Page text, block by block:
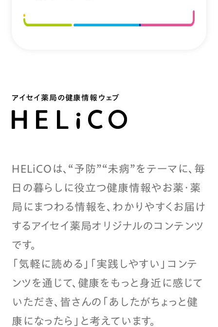
アイセイ薬局の健康情報ウェブ
HELiCOは、“予防”“未病”をテーマに、毎
日の暮らしに役立つ健康情報やお薬・薬
局にまつわる情報を、わかりやすくお届け
するアイセイ薬局オリジナルのコンテンツ
です。
「気軽に読める」「実践しやすい」コンテ
ンツを通じて、健康をもっと身近に感じて
いただき、皆さんの「あしたがちょっと健
康になったら」と考えています。